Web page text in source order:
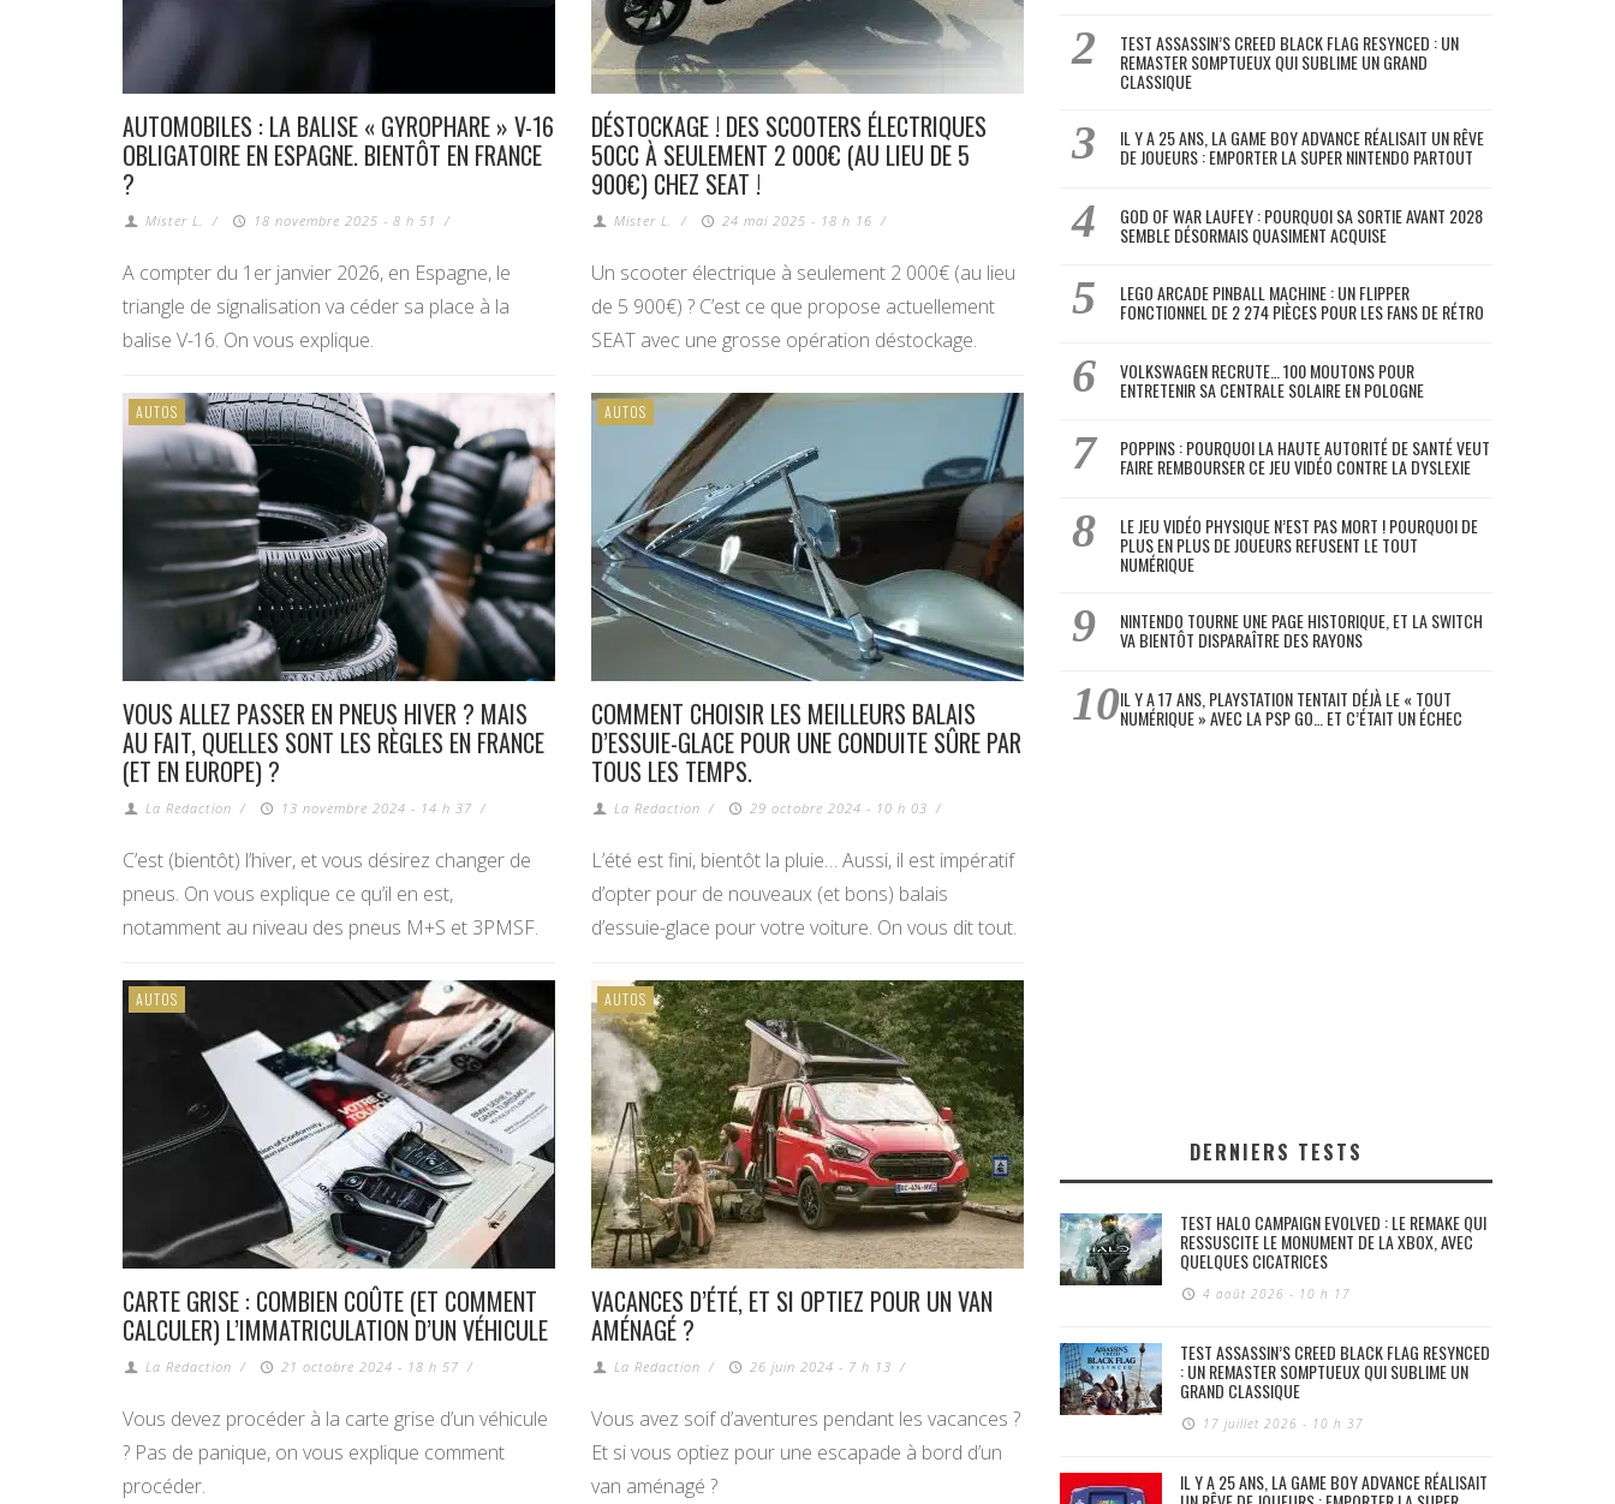
AUTOMOBILES : LA BALISE « GYROPHARE » V-16
OBLIGATOIRE EN ESPAGNE. BIENTÔT EN FRANCE
?
Mister L. / 18 novembre 2025 - 8 h 51 /
A compter du 1er janvier 2026, en Espagne, le
triangle de signalisation va céder sa place à la
balise V-16. On vous explique.
DÉSTOCKAGE ! DES SCOOTERS ÉLECTRIQUES
50CC À SEULEMENT 2 000€ (AU LIEU DE 5
900€) CHEZ SEAT !
Mister L. / 24 mai 2025 - 18 h 16 /
Un scooter électrique à seulement 2 000€ (au lieu
de 5 900€) ? C’est ce que propose actuellement
SEAT avec une grosse opération déstockage.
AUTOS
VOUS ALLEZ PASSER EN PNEUS HIVER ? MAIS
AU FAIT, QUELLES SONT LES RÈGLES EN FRANCE
(ET EN EUROPE) ?
La Redaction / 13 novembre 2024 - 14 h 37 /
C’est (bientôt) l’hiver, et vous désirez changer de
pneus. On vous explique ce qu’il en est,
notamment au niveau des pneus M+S et 3PMSF.
AUTOS
COMMENT CHOISIR LES MEILLEURS BALAIS
D’ESSUIE-GLACE POUR UNE CONDUITE SÛRE PAR
TOUS LES TEMPS.
La Redaction / 29 octobre 2024 - 10 h 03 /
L’été est fini, bientôt la pluie… Aussi, il est impératif
d’opter pour de nouveaux (et bons) balais
d’essuie-glace pour votre voiture. On vous dit tout.
AUTOS
CARTE GRISE : COMBIEN COÛTE (ET COMMENT
CALCULER) L’IMMATRICULATION D’UN VÉHICULE
La Redaction / 21 octobre 2024 - 18 h 57 /
Vous devez procéder à la carte grise d’un véhicule
? Pas de panique, on vous explique comment
procéder.
AUTOS
VACANCES D’ÉTÉ, ET SI OPTIEZ POUR UN VAN
AMÉNAGÉ ?
La Redaction / 26 juin 2024 - 7 h 13 /
Vous avez soif d’aventures pendant les vacances ?
Et si vous optiez pour une escapade à bord d’un
van aménagé ?
TEST ASSASSIN’S CREED BLACK FLAG RESYNCED : UN
REMASTER SOMPTUEUX QUI SUBLIME UN GRAND
CLASSIQUE
IL Y A 25 ANS, LA GAME BOY ADVANCE RÉALISAIT UN RÊVE
DE JOUEURS : EMPORTER LA SUPER NINTENDO PARTOUT
GOD OF WAR LAUFEY : POURQUOI SA SORTIE AVANT 2028
SEMBLE DÉSORMAIS QUASIMENT ACQUISE
LEGO ARCADE PINBALL MACHINE : UN FLIPPER
FONCTIONNEL DE 2 274 PIÈCES POUR LES FANS DE RÉTRO
VOLKSWAGEN RECRUTE… 100 MOUTONS POUR
ENTRETENIR SA CENTRALE SOLAIRE EN POLOGNE
POPPINS : POURQUOI LA HAUTE AUTORITÉ DE SANTÉ VEUT
FAIRE REMBOURSER CE JEU VIDÉO CONTRE LA DYSLEXIE
LE JEU VIDÉO PHYSIQUE N’EST PAS MORT ! POURQUOI DE
PLUS EN PLUS DE JOUEURS REFUSENT LE TOUT
NUMÉRIQUE
NINTENDO TOURNE UNE PAGE HISTORIQUE, ET LA SWITCH
VA BIENTÔT DISPARAÎTRE DES RAYONS
IL Y A 17 ANS, PLAYSTATION TENTAIT DÉJÀ LE « TOUT
NUMÉRIQUE » AVEC LA PSP GO… ET C’ÉTAIT UN ÉCHEC
DERNIERS TESTS
TEST HALO CAMPAIGN EVOLVED : LE REMAKE QUI
RESSUSCITE LE MONUMENT DE LA XBOX, AVEC
QUELQUES CICATRICES
4 août 2026 - 10 h 17
TEST ASSASSIN’S CREED BLACK FLAG RESYNCED
: UN REMASTER SOMPTUEUX QUI SUBLIME UN
GRAND CLASSIQUE
17 juillet 2026 - 10 h 37
IL Y A 25 ANS, LA GAME BOY ADVANCE RÉALISAIT